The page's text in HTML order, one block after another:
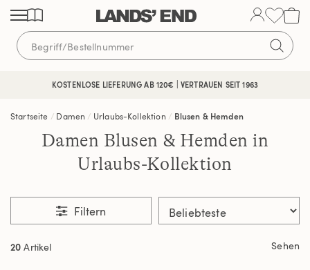
Direkt
zum
Inhalt
Direkt
zur
Navigation
Direkt
zur
Suche
KOSTENLOSE LIEFERUNG AB 120€ | VERTRAUEN SEIT 1963
Startseite Damen Urlaubs-Kollektion Blusen & Hemden
Damen Blusen & Hemden in
Urlaubs-Kollektion
Filtern
20 Artikel Sehen